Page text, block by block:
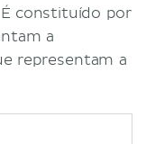
constituído por
a
representam a